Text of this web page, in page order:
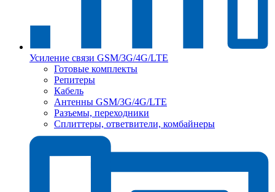
Усиление связи GSM/3G/4G/LTE
Готовые комплекты
Репитеры
Кабель
Антенны GSM/3G/4G/LTE
Разъемы, переходники
Сплиттеры, ответвители, комбайнеры